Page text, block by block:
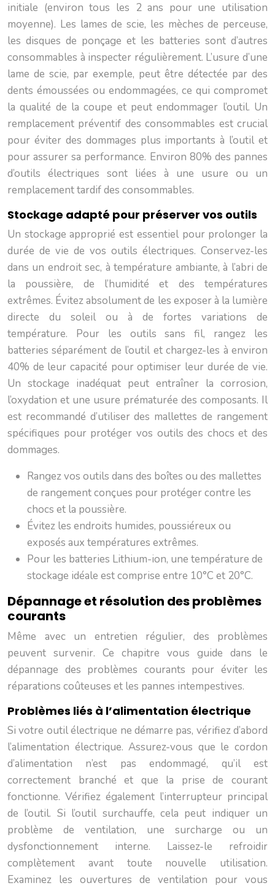
initiale (environ tous les 2 ans pour une utilisation
moyenne). Les lames de scie, les mèches de perceuse,
les disques de ponçage et les batteries sont d’autres
consommables à inspecter régulièrement. L’usure d’une
lame de scie, par exemple, peut être détectée par des
dents émoussées ou endommagées, ce qui compromet
la qualité de la coupe et peut endommager l’outil. Un
remplacement préventif des consommables est crucial
pour éviter des dommages plus importants à l’outil et
pour assurer sa performance. Environ 80% des pannes
d’outils électriques sont liées à une usure ou un
remplacement tardif des consommables.
Stockage adapté pour préserver vos outils
Un stockage approprié est essentiel pour prolonger la
durée de vie de vos outils électriques. Conservez-les
dans un endroit sec, à température ambiante, à l’abri de
la poussière, de l’humidité et des températures
extrêmes. Évitez absolument de les exposer à la lumière
directe du soleil ou à de fortes variations de
température. Pour les outils sans fil, rangez les
batteries séparément de l’outil et chargez-les à environ
40% de leur capacité pour optimiser leur durée de vie.
Un stockage inadéquat peut entraîner la corrosion,
l’oxydation et une usure prématurée des composants. Il
est recommandé d’utiliser des mallettes de rangement
spécifiques pour protéger vos outils des chocs et des
dommages.
Rangez vos outils dans des boîtes ou des mallettes
de rangement conçues pour protéger contre les
chocs et la poussière.
Évitez les endroits humides, poussiéreux ou
exposés aux températures extrêmes.
Pour les batteries Lithium-ion, une température de
stockage idéale est comprise entre 10°C et 20°C.
Dépannage et résolution des problèmes
courants
Même avec un entretien régulier, des problèmes
peuvent survenir. Ce chapitre vous guide dans le
dépannage des problèmes courants pour éviter les
réparations coûteuses et les pannes intempestives.
Problèmes liés à l’alimentation électrique
Si votre outil électrique ne démarre pas, vérifiez d’abord
l’alimentation électrique. Assurez-vous que le cordon
d’alimentation n’est pas endommagé, qu’il est
correctement branché et que la prise de courant
fonctionne. Vérifiez également l’interrupteur principal
de l’outil. Si l’outil surchauffe, cela peut indiquer un
problème de ventilation, une surcharge ou un
dysfonctionnement interne. Laissez-le refroidir
complètement avant toute nouvelle utilisation.
Examinez les ouvertures de ventilation pour vous